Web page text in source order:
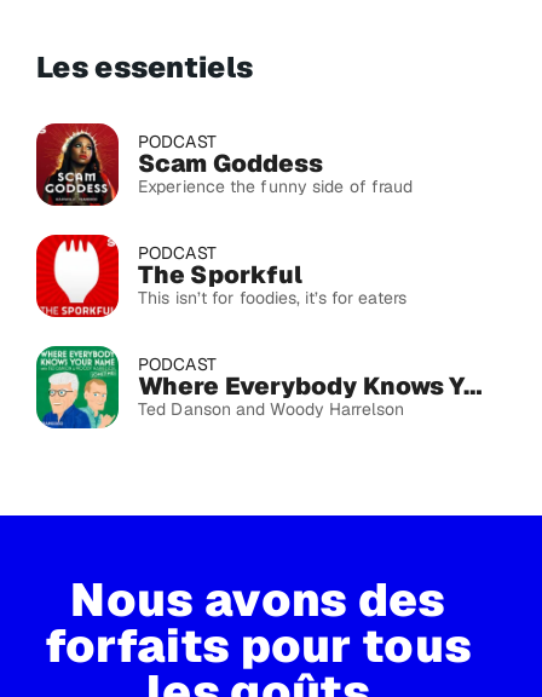
Les essentiels
PODCAST
Scam Goddess
Experience the funny side of fraud
PODCAST
The Sporkful
This isn’t for foodies, it’s for eaters
PODCAST
Where Everybody Knows Your Name
Ted Danson and Woody Harrelson
Nous avons des
forfaits pour tous